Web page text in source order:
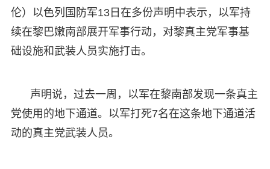
伦）以色列国防军13日在多份声明中表示，以军持
续在黎巴嫩南部展开军事行动，对黎真主党军事基
础设施和武装人员实施打击。
声明说，过去一周，以军在黎南部发现一条真主
党使用的地下通道。以军打死7名在这条地下通道活
动的真主党武装人员。